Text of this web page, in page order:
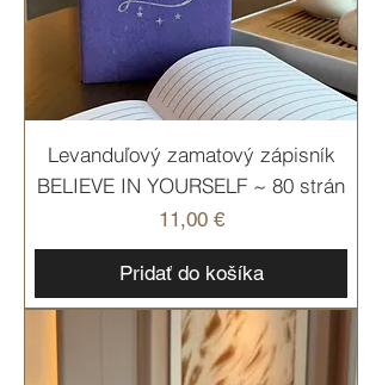
Levanduľový zamatový zápisník
BELIEVE IN YOURSELF ~ 80 strán
Cena
11,00 €
Pridať do košíka